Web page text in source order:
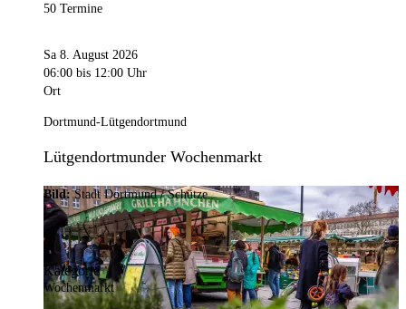
50 Termine
Sa 8. August 2026
06:00 bis 12:00 Uhr
Ort
Dortmund-Lütgendortmund
Lütgendortmunder Wochenmarkt
Bild:Stadt Dortmund / Schütze
Kategorie
Wochenmarkt